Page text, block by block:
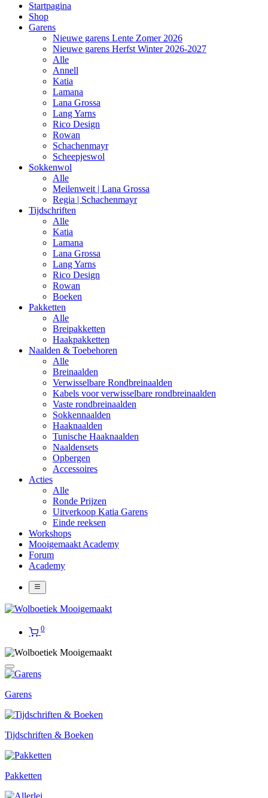
Startpagina
Shop
Garens
Nieuwe garens Lente Zomer 2026
Nieuwe garens Herfst Winter 2026-2027
Alle
Annell
Katia
Lamana
Lana Grossa
Lang Yarns
Rico Design
Rowan
Schachenmayr
Scheepjeswol
Sokkenwol
Alle
Meilenweit | Lana Grossa
Regia | Schachenmayr
Tijdschriften
Alle
Katia
Lamana
Lana Grossa
Lang Yarns
Rico Design
Rowan
Boeken
Pakketten
Alle
Breipakketten
Haakpakketten
Naalden & Toebehoren
Alle
Breinaalden
Verwisselbare Rondbreinaalden
Kabels voor verwisselbare rondbreinaalden
Vaste rondbreinaalden
Sokkennaalden
Haaknaalden
Tunische Haaknaalden
Naaldensets
Opbergen
Accessoires
Acties
Alle
Ronde Prijzen
Uitverkoop Katia Garens
Einde reeksen
Workshops
Mooigemaakt Academy
Forum
Academy
0
Garens
Tijdschriften & Boeken
Pakketten